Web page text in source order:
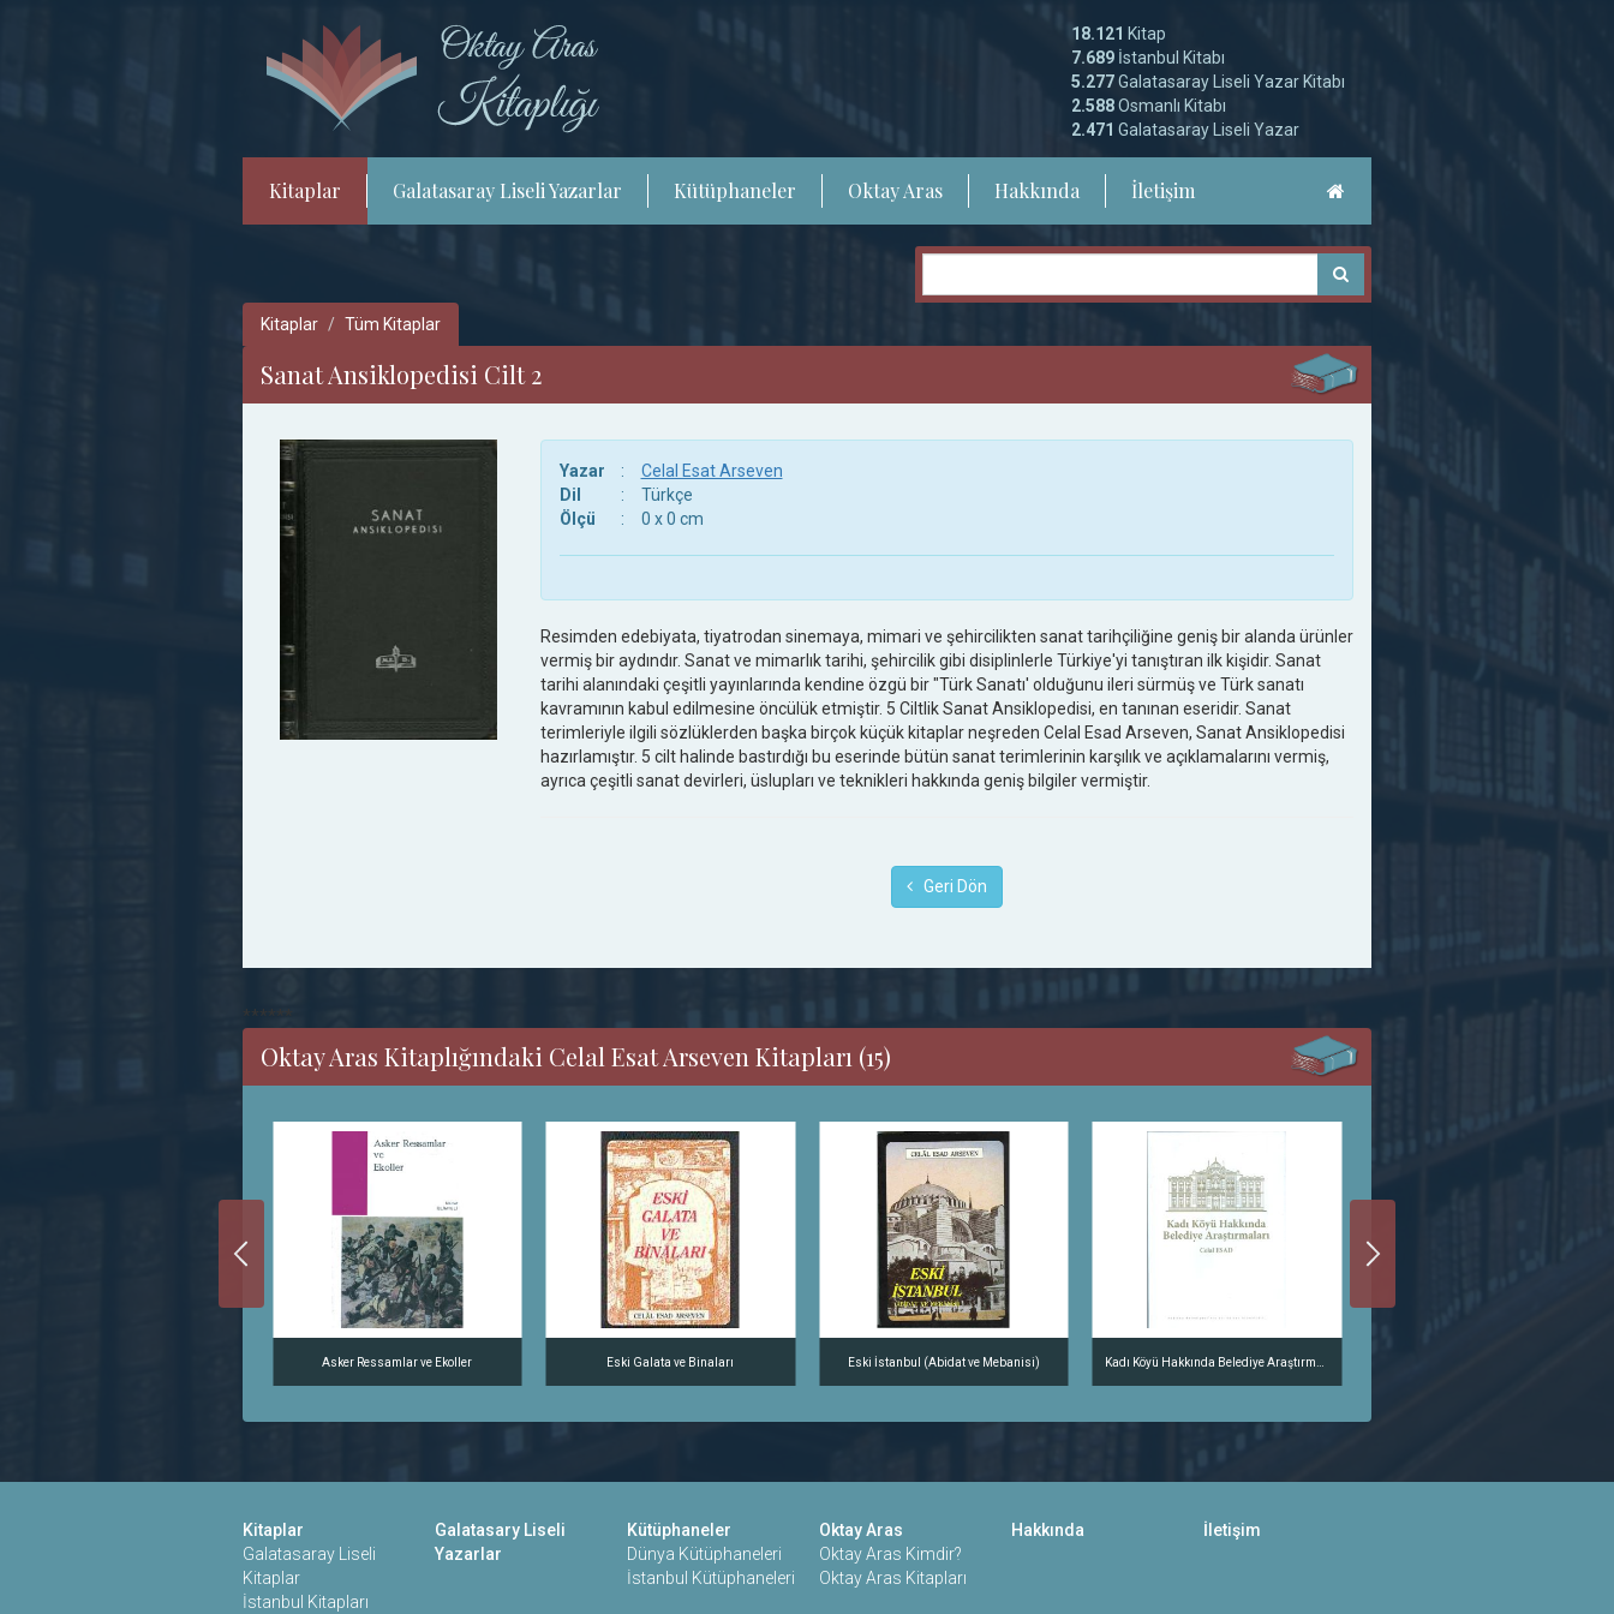
18.121 Kitap
7.689 İstanbul Kitabı
5.277Galatasaray Liseli Yazar Kitabı
2.588Osmanlı Kitabı
2.471 Galatasaray Liseli Yazar
Kitaplar Galatasaray Liseli Yazarlar Kütüphaneler Oktay Aras Hakkında İletişim
Kitaplar Tüm Kitaplar
Sanat Ansiklopedisi Cilt 2
Yazar :
Celal Esat Arseven
Dil
:
Türkçe
Ölçü
: 0 x 0 cm
Resimden edebiyata, tiyatrodan sinemaya, mimari ve şehircilikten sanat tarihçiliğine geniş bir alanda ürünler
vermiş bir aydındır. Sanat ve mimarlık tarihi, şehircilik gibi disiplinlerle Türkiye'yi tanıştıran ilk kişidir. Sanat
tarihi alanındaki çeşitli yayınlarında kendine özgü bir "Türk Sanatı' olduğunu ileri sürmüş ve Türk sanatı
kavramının kabul edilmesine öncülük etmiştir. 5 Ciltlik Sanat Ansiklopedisi, en tanınan eseridir. Sanat
terimleriyle ilgili sözlüklerden başka birçok küçük kitaplar neşreden Celal Esad Arseven, Sanat Ansiklopedisi
hazırlamıştır. 5 cilt halinde bastırdığı bu eserinde bütün sanat terimlerinin karşılık ve açıklamalarını vermiş,
ayrıca çeşitli sanat devirleri, üslupları ve teknikleri hakkında geniş bilgiler vermiştir.
Geri Dön
******
Oktay Aras Kitaplığındaki Celal Esat Arseven Kitapları (15)
Asker Ressamlar ve Ekoller Eski Galata ve Binaları Eski İstanbul (Abidat ve Mebanisi)
Kitaplar
Galatasaray Liseli
Kitaplar
İstanbul Kitapları
Galatasary Liseli
Yazarlar
Kütüphaneler
Dünya Kütüphaneleri
İstanbul Kütüphaneleri
Oktay Aras
Oktay Aras Kimdir?
Oktay Aras Kitapları
Hakkında İletişim